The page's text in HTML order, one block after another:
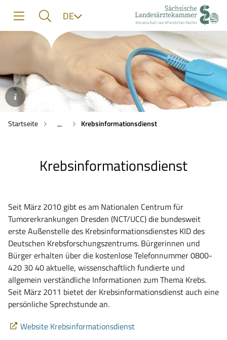
Navigation
Suche
Inhalt
DE
©AdobeStock/Bongkochrut
Startseite ... Krebsinformationsdienst
Krebsinformationsdienst
Seit März 2010 gibt es am Nationalen Centrum für
Tumorerkrankungen Dresden (NCT/UCC) die bundesweit
erste Außenstelle des Krebsinformationsdienstes KID des
Deutschen Krebsforschungszentrums. Bürgerinnen und
Bürger erhalten über die kostenlose Telefonnummer 0800-
420 30 40 aktuelle, wissenschaftlich fundierte und
allgemein verständliche Informationen zum Thema Krebs.
Seit März 2011 bietet der Krebsinformationsdienst auch eine
persönliche Sprechstunde an.
Website Krebsinformationsdienst(öffnet